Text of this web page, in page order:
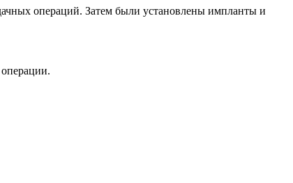
операций. Затем были установлены импланты и